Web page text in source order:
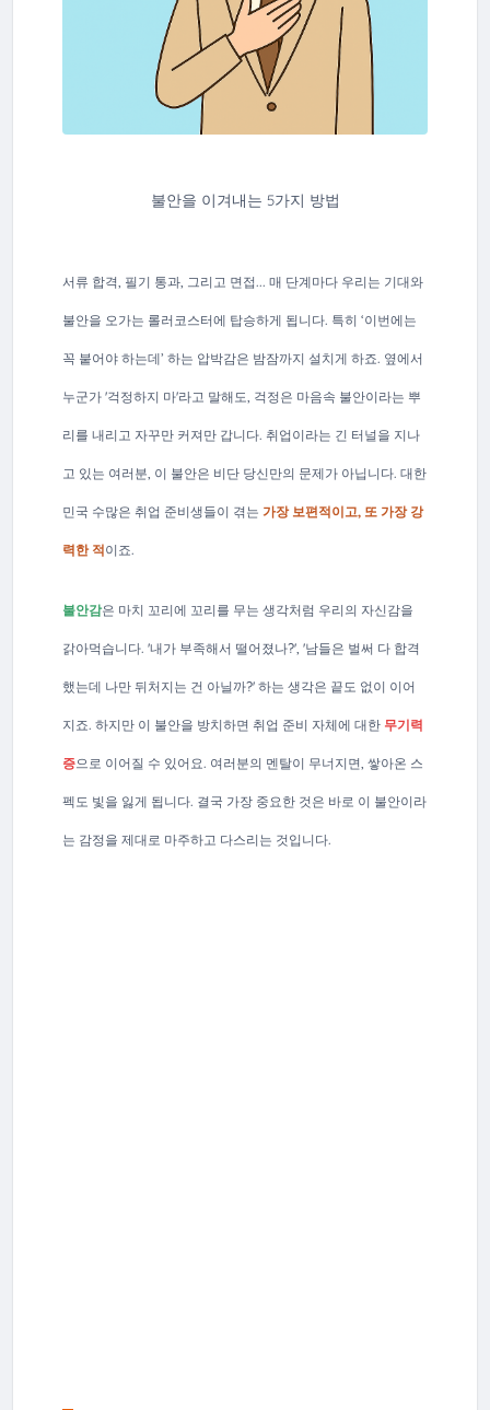
불안을 이겨내는 5가지 방법
서류 합격, 필기 통과, 그리고 면접... 매 단계마다 우리는 기대와
불안을 오가는 롤러코스터에 탑승하게 됩니다. 특히 ‘이번에는
꼭 붙어야 하는데’ 하는 압박감은 밤잠까지 설치게 하죠. 옆에서
누군가 '걱정하지 마'라고 말해도, 걱정은 마음속 불안이라는 뿌
리를 내리고 자꾸만 커져만 갑니다. 취업이라는 긴 터널을 지나
고 있는 여러분, 이 불안은 비단 당신만의 문제가 아닙니다. 대한
민국 수많은 취업 준비생들이 겪는 가장 보편적이고, 또 가장 강
력한 적이죠.
불안감은 마치 꼬리에 꼬리를 무는 생각처럼 우리의 자신감을
갉아먹습니다. '내가 부족해서 떨어졌나?', '남들은 벌써 다 합격
했는데 나만 뒤처지는 건 아닐까?' 하는 생각은 끝도 없이 이어
지죠. 하지만 이 불안을 방치하면 취업 준비 자체에 대한 무기력
증으로 이어질 수 있어요. 여러분의 멘탈이 무너지면, 쌓아온 스
펙도 빛을 잃게 됩니다. 결국 가장 중요한 것은 바로 이 불안이라
는 감정을 제대로 마주하고 다스리는 것입니다.